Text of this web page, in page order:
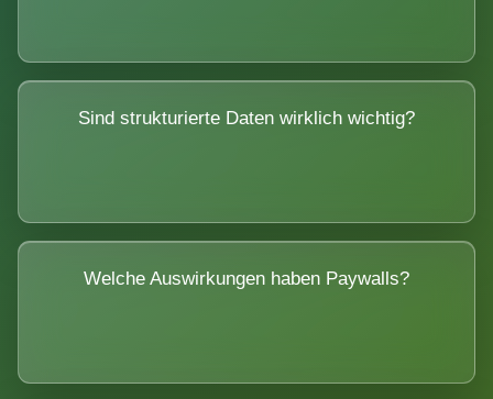
Sind strukturierte Daten wirklich wichtig?
Welche Auswirkungen haben Paywalls?